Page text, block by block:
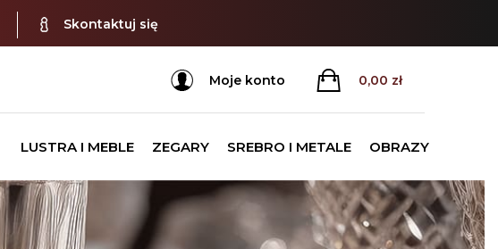
Skontaktuj się
Moje konto 0,00 zł
LUSTRA I MEBLE ZEGARY SREBRO I METALE OBRAZY